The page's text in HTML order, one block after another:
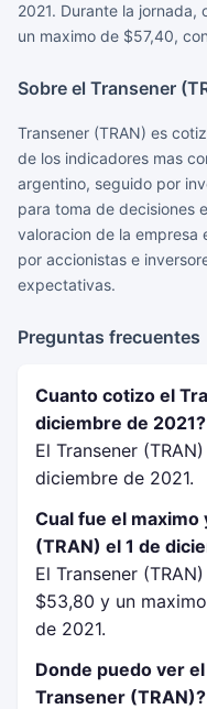
2021. Durante la
un maximo de $57,40,
Sobre el Transener
Transener (TRAN) es
de los indicadores mas
argentino, seguido por
para toma de decisiones
valoracion de la empresa
por accionistas e
expectativas.
Preguntas frecuentes
Cuanto cotizo el
diciembre de 2021?
El Transener
diciembre de 2021.
Cual fue el
(TRAN) el 1 de
El Transener
$53,80 y un
de 2021.
Donde puedo ver
Transener (TRAN)?